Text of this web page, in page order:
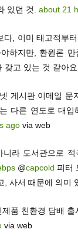
있던 것. about 21
, 이미 태고적부
하지만, 환원론
갖고 있는 것 같아요
게시판 이메일
다른 연도로 대입
agovia web
라 도서관으로
@capcold 피터
, 사서 때문에 의미
품 친환경 담배
via web